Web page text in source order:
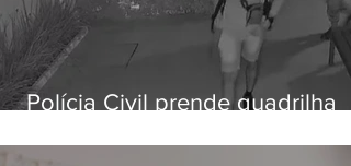
Polícia Civil prende quadrilha
residências de luxo no Rio